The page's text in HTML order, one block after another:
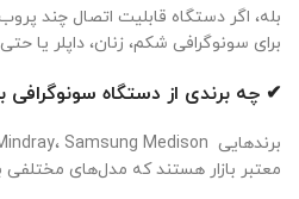
بله، اگر دستگاه قابلیت اتصال چند
برای سونوگرافی شکم، زنان، داپلر یا
✔ چه برندی از دستگاه
معتبر بازار هستند که مدل‌های مختلفی